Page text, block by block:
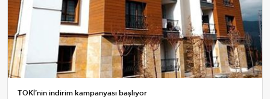
TOKİ’nin indirim kampanyası başlıyor